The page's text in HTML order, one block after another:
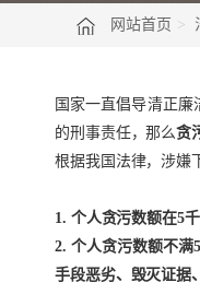
网站首页 >
国家一直倡导清正
的刑事责任，那么贪
根据我国法律，涉嫌
1. 个人贪污数额在5千
2. 个人贪污数额不满
手段恶劣、毁灭证据